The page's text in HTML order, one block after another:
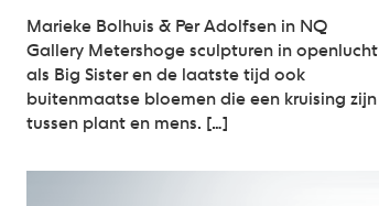
Marieke Bolhuis & Per Adolfsen in NQ
Gallery Metershoge sculpturen in openlucht
als Big Sister en de laatste tijd ook
buitenmaatse bloemen die een kruising zijn
tussen plant en mens. […]